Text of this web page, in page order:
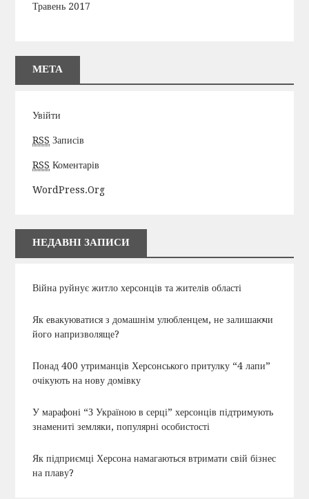
Травень 2017
МЕТА
Увійти
RSS Записів
RSS Коментарів
WordPress.org
НЕДАВНІ ЗАПИСИ
Війна руйнує житло херсонців та жителів області
Як евакуюватися з домашнім улюбленцем, не залишаючи
його напризволяще?
Понад 400 утриманців Херсонського притулку “4 лапи”
очікують на нову домівку
У марафоні “З Україною в серці” херсонців підтримують
знамениті земляки, популярні особистості
Як підприємці Херсона намагаються втримати свій бізнес
на плаву?